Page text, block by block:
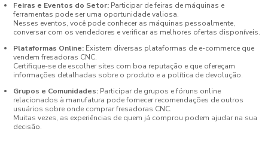
Feiras e Eventos do Setor: Participar de feiras de máquinas e
ferramentas pode ser uma oportunidade valiosa.
Nesses eventos, você pode conhecer as máquinas pessoalmente,
conversar com os vendedores e verificar as melhores ofertas disponíveis.
Plataformas Online: Existem diversas plataformas de e-commerce que
vendem fresadoras CNC.
Certifique-se de escolher sites com boa reputação e que ofereçam
informações detalhadas sobre o produto e a política de devolução.
Grupos e Comunidades: Participar de grupos e fóruns online
relacionados à manufatura pode fornecer recomendações de outros
usuários sobre onde comprar fresadoras CNC.
Muitas vezes, as experiências de quem já comprou podem ajudar na sua
decisão.